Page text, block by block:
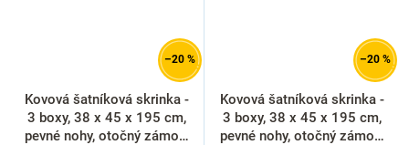
–20 %
Kovová šatníková skrinka -
3 boxy, 38 x 45 x 195 cm,
pevné nohy, otočný zámok,
–20 %
Kovová šatníková skrinka -
3 boxy, 38 x 45 x 195 cm,
pevné nohy, otočný zámok,